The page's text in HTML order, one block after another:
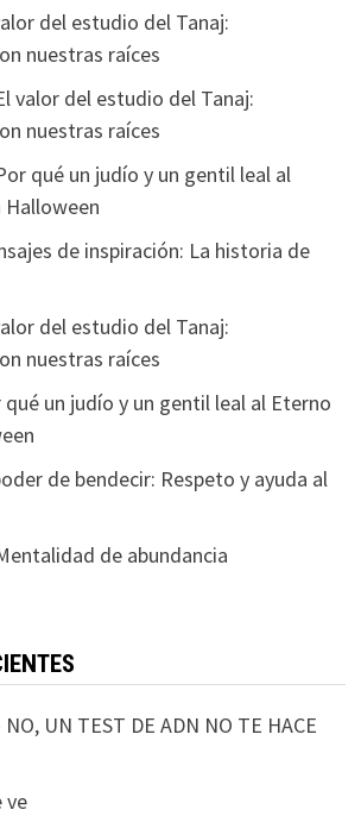
del estudio del Tanaj:
nuestras raíces
valor del estudio del Tanaj:
nuestras raíces
qué un judío y un gentil leal al
Halloween
de inspiración: La historia de
del estudio del Tanaj:
nuestras raíces
qué un judío y un gentil leal al Eterno
de bendecir: Respeto y ayuda al
de abundancia
UN TEST DE ADN NO TE HACE
ve